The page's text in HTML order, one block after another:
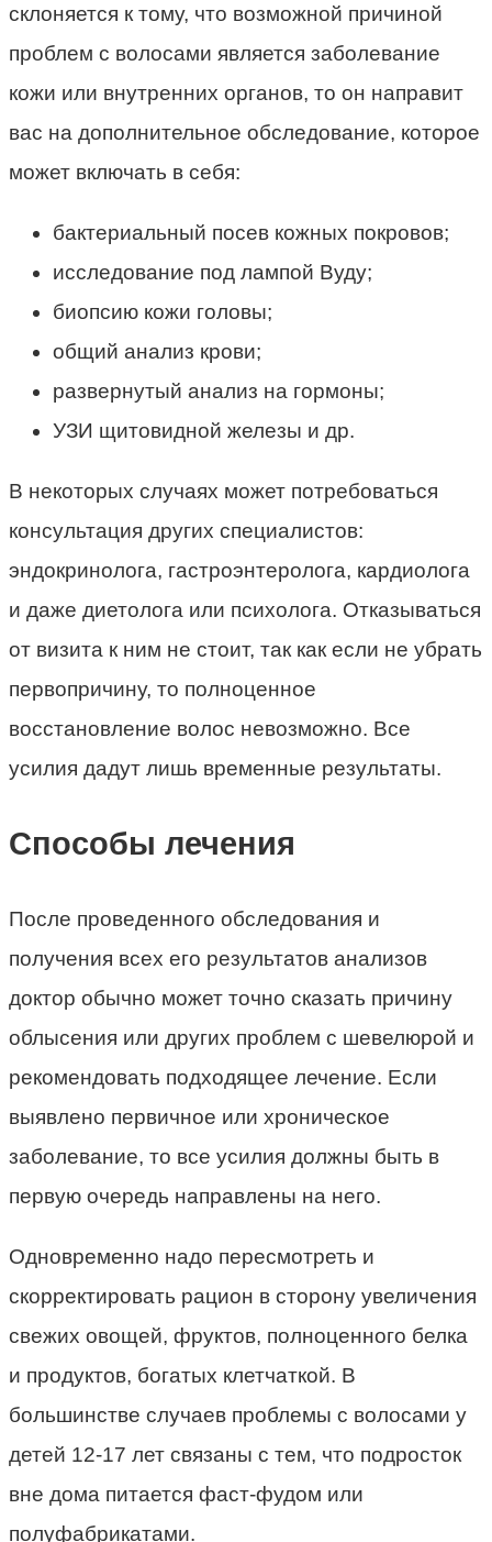
склоняется к тому, что возможной причиной
проблем с волосами является заболевание
кожи или внутренних органов, то он направит
вас на дополнительное обследование, которое
может включать в себя:
бактериальный посев кожных покровов;
исследование под лампой Вуду;
биопсию кожи головы;
общий анализ крови;
развернутый анализ на гормоны;
УЗИ щитовидной железы и др.
В некоторых случаях может потребоваться
консультация других специалистов:
эндокринолога, гастроэнтеролога, кардиолога
и даже диетолога или психолога. Отказываться
от визита к ним не стоит, так как если не убрать
первопричину, то полноценное
восстановление волос невозможно. Все
усилия дадут лишь временные результаты.
Способы лечения
После проведенного обследования и
получения всех его результатов анализов
доктор обычно может точно сказать причину
облысения или других проблем с шевелюрой и
рекомендовать подходящее лечение. Если
выявлено первичное или хроническое
заболевание, то все усилия должны быть в
первую очередь направлены на него.
Одновременно надо пересмотреть и
скорректировать рацион в сторону увеличения
свежих овощей, фруктов, полноценного белка
и продуктов, богатых клетчаткой. В
большинстве случаев проблемы с волосами у
детей 12-17 лет связаны с тем, что подросток
вне дома питается фаст-фудом или
полуфабрикатами.